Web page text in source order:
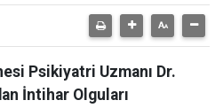
Psikiyatri Uzmanı Dr.
İntihar Olguları